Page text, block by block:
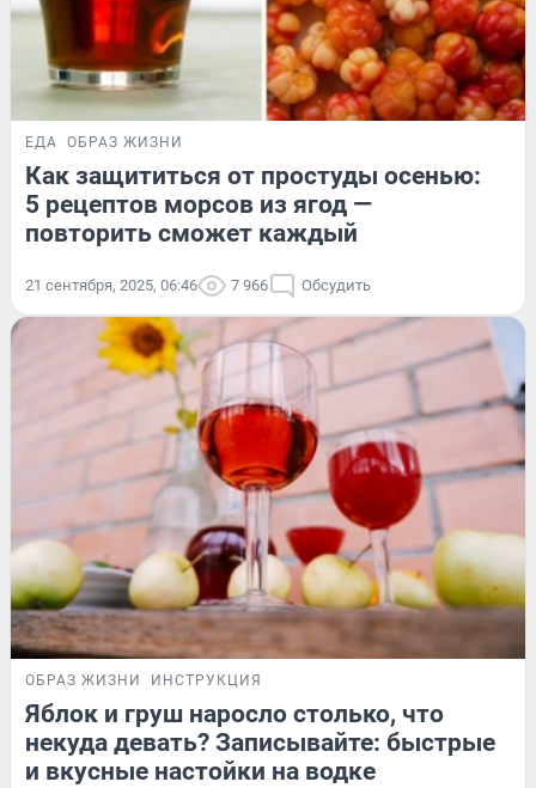
ЕДА ОБРАЗ ЖИЗНИ
Как защититься от простуды осенью:
5 рецептов морсов из ягод —
повторить сможет каждый
21 сентября, 2025, 06:46 7 966 Обсудить
ОБРАЗ ЖИЗНИ ИНСТРУКЦИЯ
Яблок и груш наросло столько, что
некуда девать? Записывайте: быстрые
и вкусные настойки на водке